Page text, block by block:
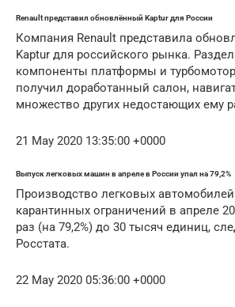
Renault представил обновлённый Kaptur для России
Компания Renault представила
Kaptur для российского рынка.
компоненты платформы и
получил доработанный салон,
множество других недостающих ему
21 May 2020 13:35:00 +0000
Выпуск легковых машин в апреле в России упал на 79,2%
Производство легковых
карантинных ограничений в апреле
раз (на 79,2%) до 30 тысяч единиц,
Росстата.
22 May 2020 05:36:00 +0000